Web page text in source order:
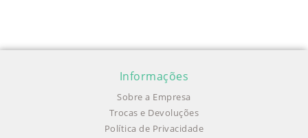
Informações
Sobre a Empresa
Trocas e Devoluções
Política de Privacidade